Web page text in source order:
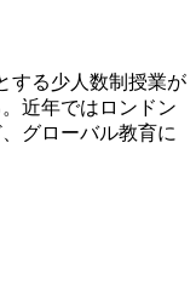
する少人数制授業が
近年ではロンドン
グローバル教育に